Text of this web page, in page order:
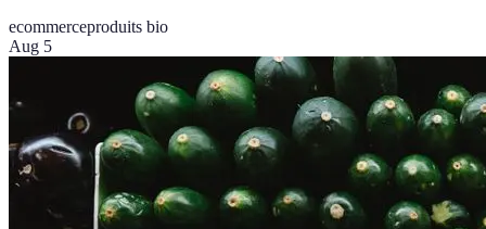
ecommerceproduits bio
Aug 5